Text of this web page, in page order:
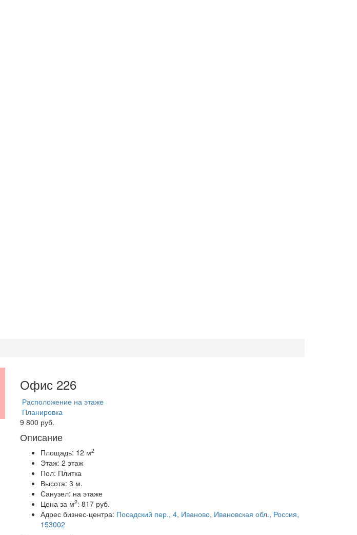
Офис 226
Расположение на этаже
Планировка
9 800 руб.
Описание
Площадь: 12 м2
Этаж: 2 этаж
Пол: Плитка
Высота: 3 м.
Санузел: на этаже
Цена за м2: 817 руб.
Адрес бизнес-центра: Посадский пер., 4, Иваново, Ивановская обл., Россия,
153002